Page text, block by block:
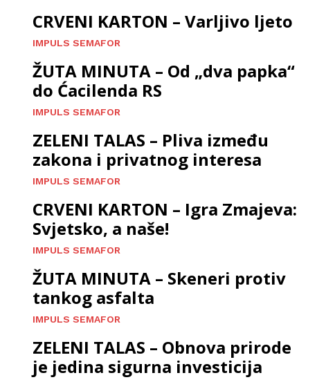
CRVENI KARTON – Varljivo ljeto
IMPULS SEMAFOR
ŽUTA MINUTA – Od „dva papka“
do Ćacilenda RS
IMPULS SEMAFOR
ZELENI TALAS – Pliva između
zakona i privatnog interesa
IMPULS SEMAFOR
CRVENI KARTON – Igra Zmajeva:
Svjetsko, a naše!
IMPULS SEMAFOR
ŽUTA MINUTA – Skeneri protiv
tankog asfalta
IMPULS SEMAFOR
ZELENI TALAS – Obnova prirode
je jedina sigurna investicija